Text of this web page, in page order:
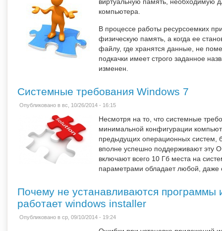
компьютера.
В процессе работы ресурсоемких
физическую память, а когда ее
файлу, где хранятся данные, не
подкачки имеет строго заданное
изменен.
Системные требования Windows 7
Опубликовано в вс, 10/26/2014 - 16:15
Несмотря на то, что системные
минимальной конфигурации
предыдущих операционных систем,
вполне успешно поддерживают эту
включают всего 10 Гб места на
параметрами обладает любой,
Почему не устанавливаются
работает windows installer
Опубликовано в ср, 09/10/2014 - 19:24